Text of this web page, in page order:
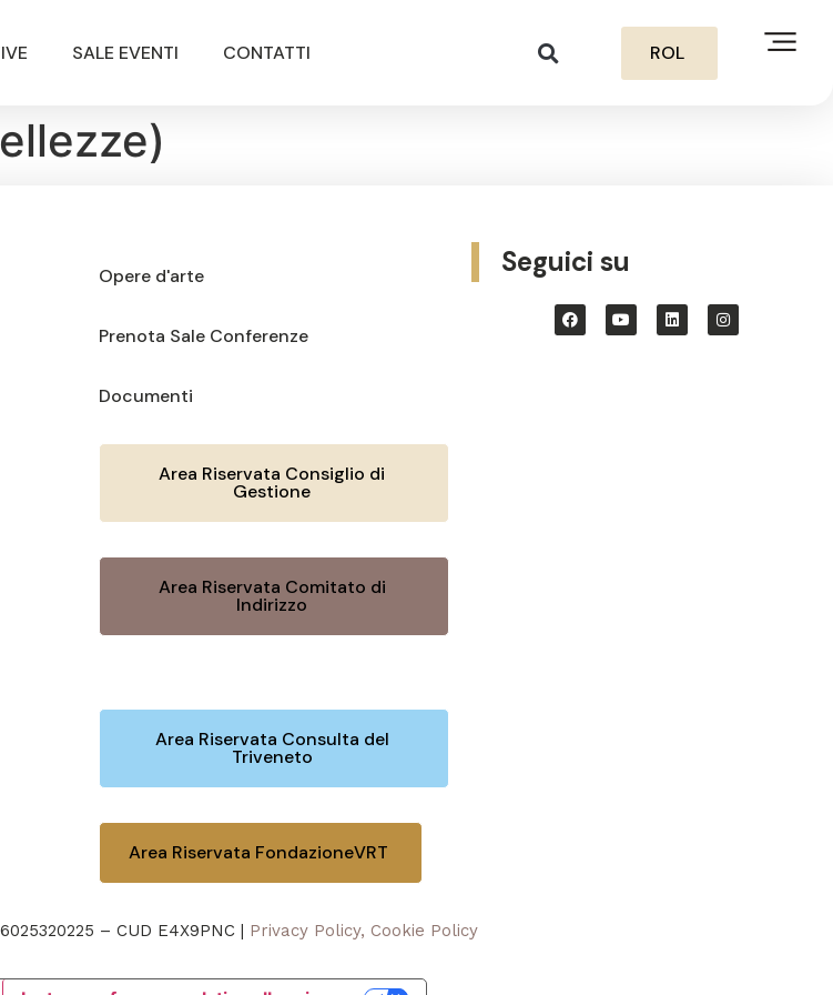
SALE EVENTI CONTATTI ROL
Opere d'arte
Prenota Sale Conferenze
Documenti
Area Riservata Consiglio di
Gestione
Area Riservata Comitato di
Indirizzo
Area Riservata Consulta del
Triveneto
Area Riservata FondazioneVRT
Seguici su
– CUD E4X9PNC | Privacy Policy, Cookie Policy